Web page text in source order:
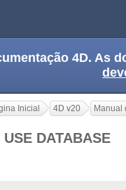
4D. As
Inicial 4D v20 Manual
USE DATABASE